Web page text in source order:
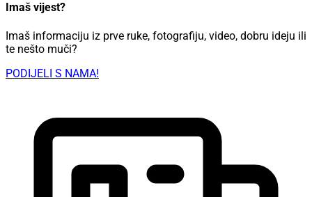
Imaš vijest?
Imaš informaciju iz prve ruke, fotografiju, video, dobru ideju ili
te nešto muči?
PODIJELI S NAMA!